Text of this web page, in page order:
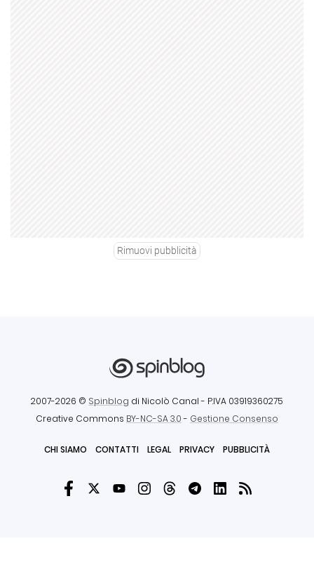
Rimuovi pubblicità
2007-2026 © Spinblog di Nicolò Canal - P.IVA 03919360275
Creative Commons BY-NC-SA 3.0- Gestione Consenso
CHI SIAMO CONTATTI LEGAL PRIVACY PUBBLICITÀ